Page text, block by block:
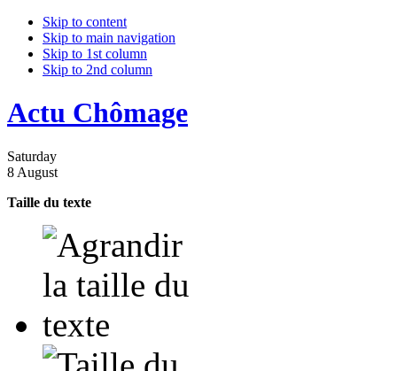
Skip to content
Skip to main navigation
Skip to 1st column
Skip to 2nd column
Actu Chômage
Saturday
8 August
Taille du texte